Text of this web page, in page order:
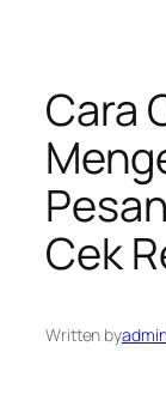
Cara
Cek
Written by